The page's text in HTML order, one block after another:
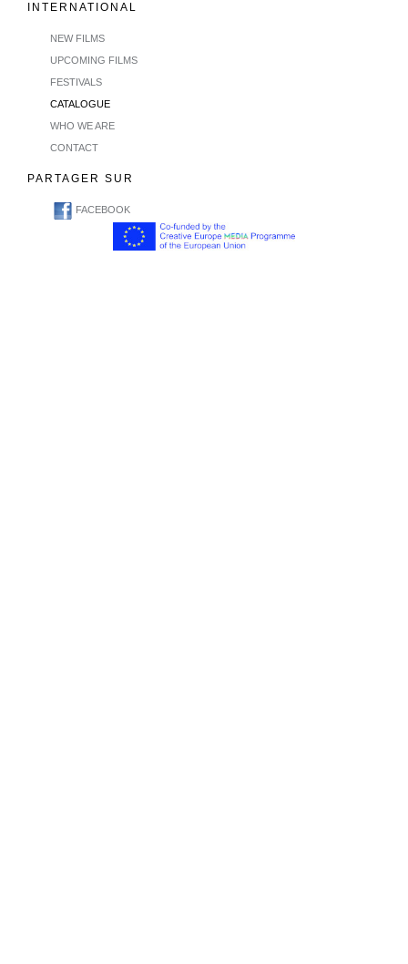
INTERNATIONAL
NEW FILMS
UPCOMING FILMS
FESTIVALS
CATALOGUE
WHO WE ARE
CONTACT
PARTAGER SUR
FACEBOOK